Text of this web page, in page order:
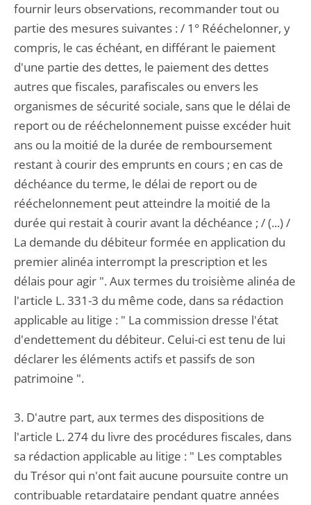
fournir leurs observations, recommander tout ou
partie des mesures suivantes : / 1° Rééchelonner, y
compris, le cas échéant, en différant le paiement
d'une partie des dettes, le paiement des dettes
autres que fiscales, parafiscales ou envers les
organismes de sécurité sociale, sans que le délai de
report ou de rééchelonnement puisse excéder huit
ans ou la moitié de la durée de remboursement
restant à courir des emprunts en cours ; en cas de
déchéance du terme, le délai de report ou de
rééchelonnement peut atteindre la moitié de la
durée qui restait à courir avant la déchéance ; / (...) /
La demande du débiteur formée en application du
premier alinéa interrompt la prescription et les
délais pour agir ". Aux termes du troisième alinéa de
l'article L. 331-3 du même code, dans sa rédaction
applicable au litige : " La commission dresse l'état
d'endettement du débiteur. Celui-ci est tenu de lui
déclarer les éléments actifs et passifs de son
patrimoine ".
3. D'autre part, aux termes des dispositions de
l'article L. 274 du livre des procédures fiscales, dans
sa rédaction applicable au litige : " Les comptables
du Trésor qui n'ont fait aucune poursuite contre un
contribuable retardataire pendant quatre années